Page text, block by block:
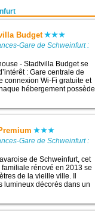
Budget
Gare de Schweinfurt :
- Stadtvilla Budget se
: Gare centrale de
connexion Wi-Fi gratuite et
hébergement possède
Gare de Schweinfurt :
de Schweinfurt, cet
rénové en 2013 se
de la vieille ville. Il
lumineux décorés dans un